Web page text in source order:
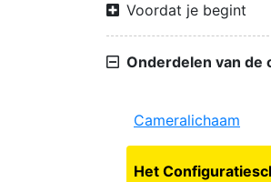
Voordat je begint
Onderdelen van de
Cameralichaam
Het